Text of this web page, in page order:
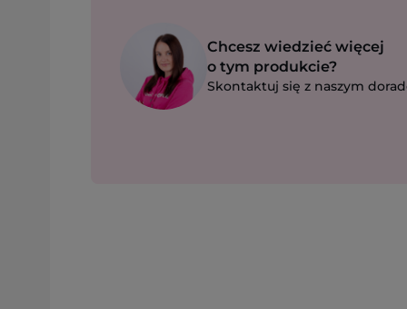
Chcesz wiedzieć więcej
o tym produkcie?
Skontaktuj się z naszym